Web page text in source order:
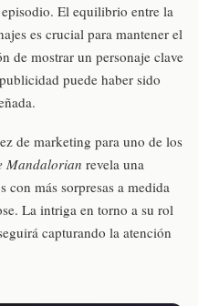
El equilibrio entre la
es crucial para mantener el
de mostrar un personaje clave
puede haber sido
de marketing para uno de los
Mandalorian revela una
con más sorpresas a medida
La intriga en torno a su rol
capturando la atención